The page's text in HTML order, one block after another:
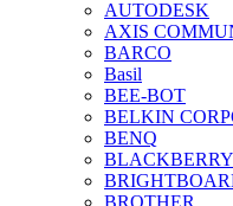
AUTODESK
AXIS
BARCO
Basil
BEE-BOT
BELKIN
BENQ
BLACKBERRY
BROTHER